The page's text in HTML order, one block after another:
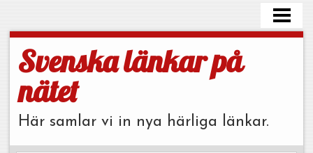
LÄNKAR
OM OSS
Svenska länkar på
nätet
Här samlar vi in nya härliga länkar.